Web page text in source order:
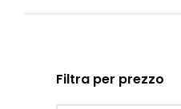
Filtra per prezzo